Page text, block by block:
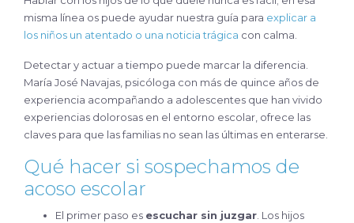
misma línea os puede ayudar nuestra guía para explicar a
los niños un atentado o una noticia trágica con calma.
Detectar y actuar a tiempo puede marcar la diferencia.
María José Navajas, psicóloga con más de quince años de
experiencia acompañando a adolescentes que han vivido
experiencias dolorosas en el entorno escolar, ofrece las
claves para que las familias no sean las últimas en enterarse.
Qué hacer si sospechamos de
acoso escolar
El primer paso es escuchar sin juzgar . Los hijos